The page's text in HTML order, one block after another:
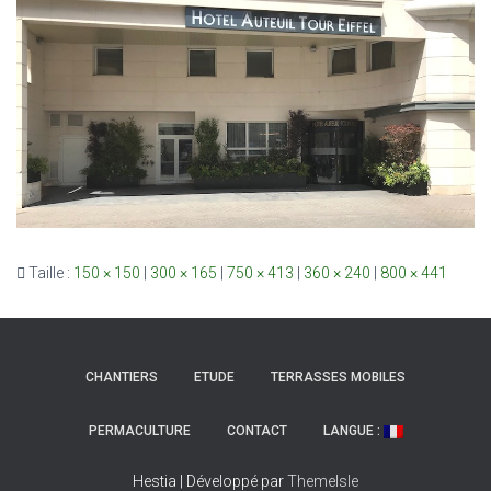
Taille : 150 × 150 300 × 165 750 × 413 360 × 240 800 × 441
CHANTIERS ETUDE TERRASSES MOBILES
PERMACULTURE CONTACT LANGUE :
Hestia | Développé parThemeIsle